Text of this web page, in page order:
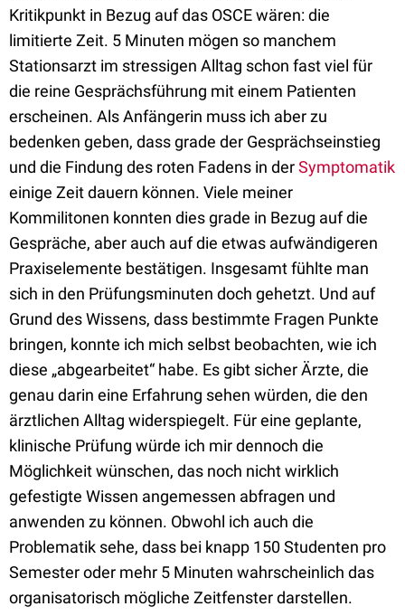
Kritikpunkt in Bezug auf das OSCE wären: die
limitierte Zeit. 5 Minuten mögen so manchem
Stationsarzt im stressigen Alltag schon fast viel für
die reine Gesprächsführung mit einem Patienten
erscheinen. Als Anfängerin muss ich aber zu
bedenken geben, dass grade der Gesprächseinstieg
und die Findung des roten Fadens in derSymptomatik
einige Zeit dauern können. Viele meiner
Kommilitonen konnten dies grade in Bezug auf die
Gespräche, aber auch auf die etwas aufwändigeren
Praxiselemente bestätigen. Insgesamt fühlte man
sich in den Prüfungsminuten doch gehetzt. Und auf
Grund des Wissens, dass bestimmte Fragen Punkte
bringen, konnte ich mich selbst beobachten, wie ich
diese „abgearbeitet“ habe. Es gibt sicher Ärzte, die
genau darin eine Erfahrung sehen würden, die den
ärztlichen Alltag widerspiegelt. Für eine geplante,
klinische Prüfung würde ich mir dennoch die
Möglichkeit wünschen, das noch nicht wirklich
gefestigte Wissen angemessen abfragen und
anwenden zu können. Obwohl ich auch die
Problematik sehe, dass bei knapp 150 Studenten pro
Semester oder mehr 5 Minuten wahrscheinlich das
organisatorisch mögliche Zeitfenster darstellen.